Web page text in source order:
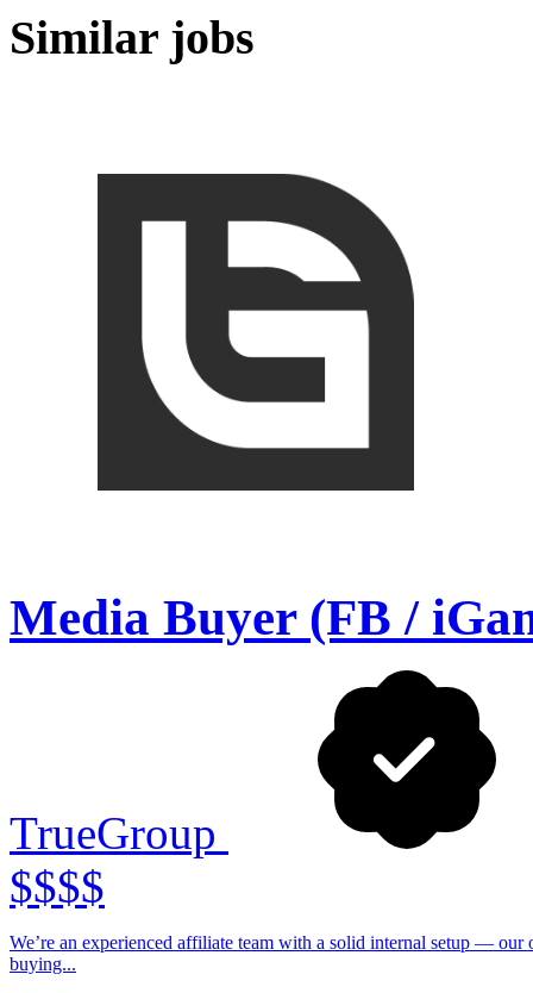
Similar jobs
Media Buyer (FB /
TrueGroup
$$$$
We’re an experienced affiliate team with a solid internal setup —
buying...